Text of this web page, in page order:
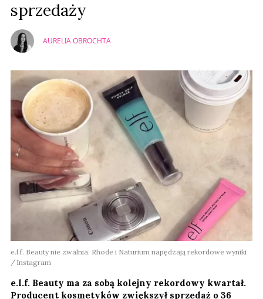
sprzedaży
AURELIA OBROCHTA
e.l.f. Beauty nie zwalnia. Rhode i Naturium napędzają rekordowe wyniki
Instagram
e.l.f. Beauty ma za sobą kolejny rekordowy kwartał.
Producent kosmetyków zwiększył sprzedaż o 36